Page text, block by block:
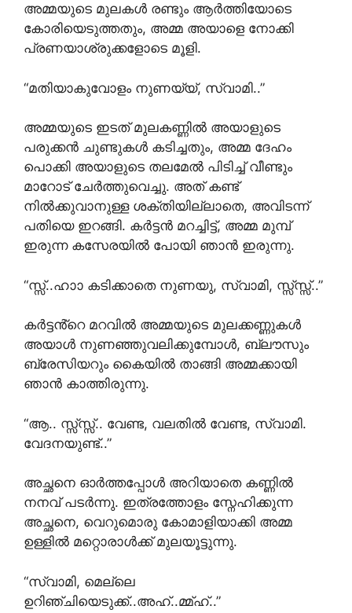
അമ്മയുടെ മുലകൾ രണ്ടും ആർത്തിയോടെ
കോരിയെടുത്തതും, അമ്മ അയാളെ നോക്കി
പ്രണയാശ്രുക്കളോടെ മൂളി.
“മതിയാകുവോളം നുണയ്യ്, സ്വാമി..”
അമ്മയുടെ ഇടത് മുലകണ്ണിൽ അയാളുടെ
പരുക്കൻ ചുണ്ടുകൾ കടിച്ചതും, അമ്മ ദേഹം
പൊക്കി അയാളുടെ തലമേൽ പിടിച്ച് വീണ്ടും
മാറോട് ചേർത്തുവെച്ചു. അത് കണ്ട്
നിൽക്കുവാനുള്ള ശക്തിയില്ലാതെ, അവിടന്ന്
പതിയെ ഇറങ്ങി. കർട്ടൻ മറച്ചിട്ട്, അമ്മ മുമ്പ്
ഇരുന്ന കസേരയിൽ പോയി ഞാൻ ഇരുന്നു.
“സ്സ്..ഹാാ കടിക്കാതെ നുണയു, സ്വാമി, സ്സ്സ്സ്..”
കർട്ടൻ്റെ മറവിൽ അമ്മയുടെ മുലക്കണ്ണുകൾ
അയാൾ നുണഞ്ഞുവലിക്കുമ്പോൾ, ബ്ലൗസും
ബ്രേസിയറും കൈയിൽ താങ്ങി അമ്മക്കായി
ഞാൻ കാത്തിരുന്നു.
“ആ.. സ്സ്സ്സ്.. വേണ്ട, വലതിൽ വേണ്ട, സ്വാമി.
വേദനയുണ്ട്..”
അച്ഛനെ ഓർത്തപ്പോൾ അറിയാതെ കണ്ണിൽ
നനവ് പടർന്നു. ഇത്രത്തോളം സ്നേഹിക്കുന്ന
അച്ഛനെ, വെറുമൊരു കോമാളിയാക്കി അമ്മ
ഉള്ളിൽ മറ്റൊരാൾക്ക് മുലയൂട്ടുന്നു.
“സ്വാമി, മെല്ലെ
ഉറിഞ്ചിയെടുക്ക്..അഹ്..മ്മ്ഹ്..”